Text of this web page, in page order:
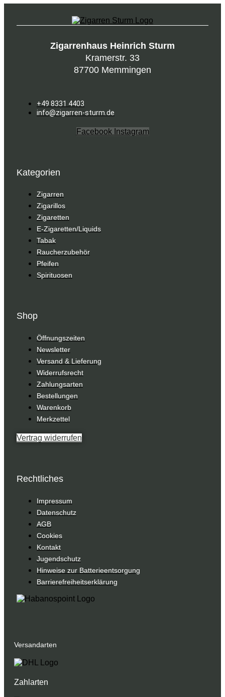
Zigarrenhaus Heinrich Sturm
Kramerstr. 33
87700 Memmingen
+49 8331 4403
info@zigarren-sturm.de
Facebook Instagram
Kategorien
Zigarren
Zigarillos
Zigaretten
E-Zigaretten/Liquids
Tabak
Raucherzubehör
Pfeifen
Spirituosen
Shop
Öffnungszeiten
Newsletter
Versand & Lieferung
Widerrufsrecht
Zahlungsarten
Bestellungen
Warenkorb
Merkzettel
Vertrag widerrufen
Rechtliches
Impressum
Datenschutz
AGB
Cookies
Kontakt
Jugendschutz
Hinweise zur Batterieentsorgung
Barrierefreiheitserklärung
Versandarten
Zahlarten